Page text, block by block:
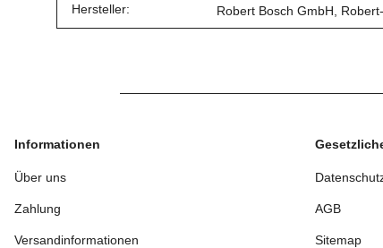
Hersteller: Robert Bosch GmbH,
Informationen
Über uns
Zahlung
Versandinformationen
AGB
Sitemap